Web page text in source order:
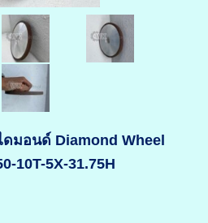
มอนด์ Diamond Wheel
10T-5X-31.75H